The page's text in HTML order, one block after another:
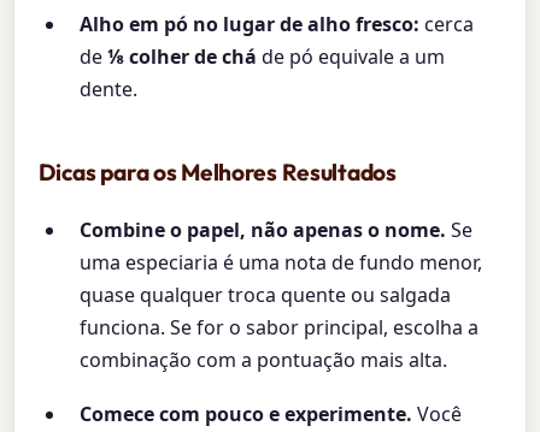
Alho em pó no lugar de alho fresco: cerca
de⅛ colher de chá de pó equivale a um
dente.
Dicas para os Melhores Resultados
Combine o papel, não apenas o nome. Se
uma especiaria é uma nota de fundo menor,
quase qualquer troca quente ou salgada
funciona. Se for o sabor principal, escolha a
combinação com a pontuação mais alta.
Comece com pouco e experimente. Você